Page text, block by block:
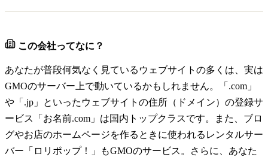
この会社ってなに？
あなたが普段何気なく見ているウェブサイトの多くは、実は
GMOのサーバー上で動いているかもしれません。「.com」
や「.jp」といったウェブサイトの住所（ドメイン）の登録サ
ービス「お名前.com」は国内トップクラスです。また、ブロ
グやお店のホームページを作るときに使われるレンタルサー
バー「ロリポップ！」もGMOのサービス。さらに、あなた